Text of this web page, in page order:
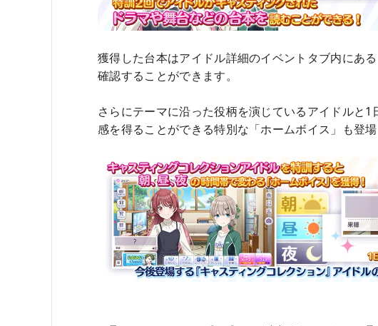
獲得した台本はアイドル詳細のイベントタブ内にあ
確認することができます。
さらにテーマに沿った役柄を演じているアイドルと
感を得ることができる特別な「ホームボイス」も登場